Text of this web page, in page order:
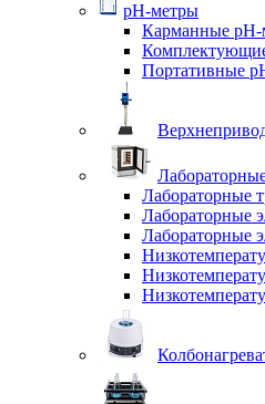
pH-метры
Карманные
Портативные
Лабораторные
Лабораторные
Лабораторные